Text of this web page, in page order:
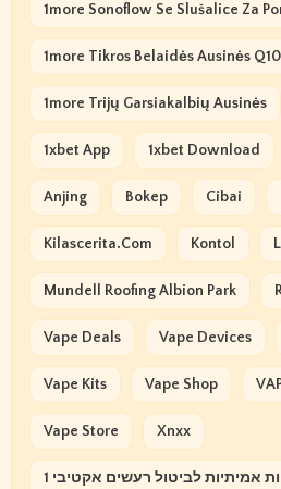
1more Sonoflow Se Slušalice Za
1more Tikros Belaidės Ausinės Q10
1more Trijų Garsiakalbių Ausinės
1xbet App 1xbet Download
Anjing Bokep Cibai
Kilascerita.com Kontol
Mundell Roofing Albion Park
Vape Deals Vape Devices
Vape Kits Vape Shop
Vape Store Xnxx
אוזניות אלחוטיות אמיתיות לביטול רעשים אקטיבי 1more